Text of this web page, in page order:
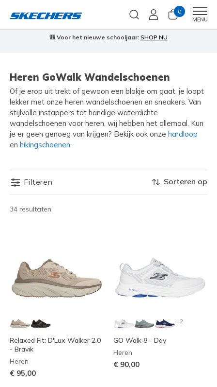
0
MENU
🎒 Voor het nieuwe schooljaar: SHOP NU
Heren GoWalk Wandelschoenen
Of je erop uit trekt of gewoon een blokje om gaat, je loopt
lekker met onze heren wandelschoenen en sneakers. Van
stijlvolle instappers tot handige waterdichte
wandelschoenen voor heren, wij hebben het allemaal. Kun
je er geen genoeg van krijgen? Bekijk ook onze hardloop
en hikingschoenen.
Filteren
34 resultaten
Sorteren op
Relaxed Fit: D'Lux Walker 2.0
- Bravik
Heren
€ 95,00
+2
GO Walk 8 - Day
Heren
€ 90,00